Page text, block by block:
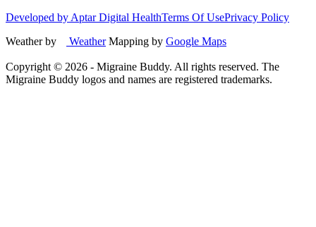
Developed by Aptar Digital HealthTerms Of UsePrivacy Policy
Weather by
WeatherMapping by Google Maps
Copyright © 2026 - Migraine Buddy. All rights reserved. The
Migraine Buddy logos and names are registered trademarks.